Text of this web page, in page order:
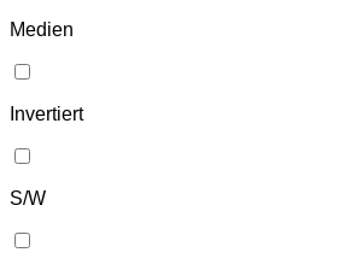
Medien
Invertiert
S/W